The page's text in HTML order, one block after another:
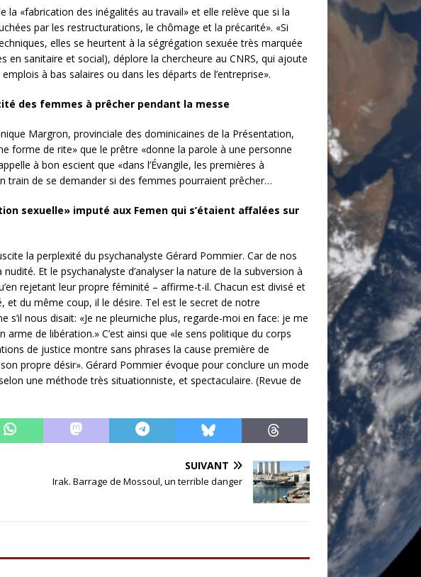
«fabrication des inégalités au travail» et elle relève que si la
par les restructurations, le chômage et la précarité». «Si
elles se heurtent à la ségrégation sexuée très marquée
sanitaire et social), déplore la chercheure au CNRS, qui ajoute
à bas salaires ou dans les départs de l’entreprise».
des femmes à prêcher pendant la messe
Margron, provinciale des dominicaines de la Présentation,
forme de rite» que le prêtre «donne la parole à une personne
à bon escient que «dans l’Évangile, les premières à
train de se demander si des femmes pourraient prêcher…
sexuelle» imputé aux Femen qui s’étaient affalées sur
la perplexité du psychanalyste Gérard Pommier. Car de nos
Et le psychanalyste d’analyser la nature de la subversion à
rejetant leur propre féminité – affirme-t-il. Chacun est divisé et
du même coup, il le désire. Tel est le secret de notre
nous disait: «Je ne pleurniche plus, regarde-moi en face: je me
de libération.» C’est ainsi que «le sens politique du corps
de justice montre sans phrases la cause première de
propre désir». Gérard Pommier évoque pour conclure un mode
une méthode très situationniste, et spectaculaire. (Revue de
SUIVANT
Irak. Barrage de Mossoul, un terrible danger